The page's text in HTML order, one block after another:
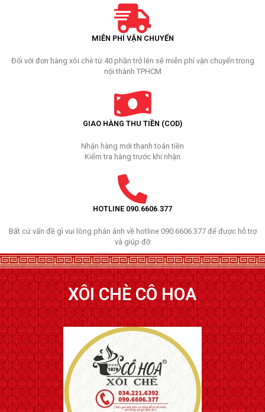
MIỄN PHÍ VẬN CHUYỂN
Đối với đơn hàng xôi chè từ 40 phần trở lên sẽ miễn phí vận chuyển trong
nội thành TPHCM
GIAO HÀNG THU TIỀN (COD)
Nhận hàng mới thanh toán tiền
Kiểm tra hàng trước khi nhận
HOTLINE 090.6606.377
Bất cứ vấn đề gì vui lòng phản ảnh về hotline 090.6606.377 để được hỗ trợ
và giúp đỡ
XÔI CHÈ CÔ HOA